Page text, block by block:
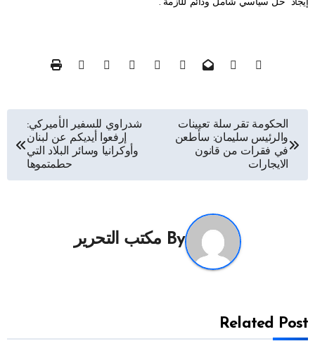
إيجاد “حل سياسي شامل ودائم للأزمة”.
تصفّح
المقالات
الحكومة تقر سلة تعيينات
والرئيس سليمان: سأطعن
في فقرات من قانون
الايجارات
شدراوي للسفير الأميركي:
إرفعوا أيديكم عن لبنان
وأوكرانيا وسائر البلاد التي
حطمتموها
By مكتب التحرير
Related Post